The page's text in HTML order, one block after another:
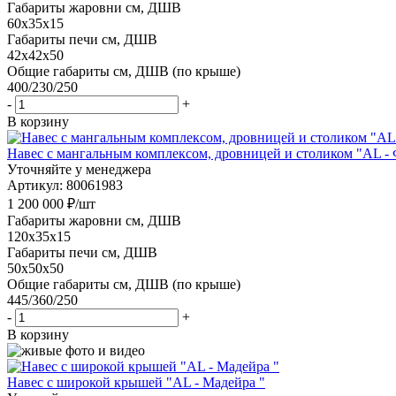
Габариты жаровни см, ДШВ
60x35x15
Габариты печи см, ДШВ
42x42x50
Общие габариты см, ДШВ (по крыше)
400/230/250
-
+
В корзину
Навес с мангальным комплексом, дровницей и столиком "AL
Уточняйте у менеджера
Артикул: 80061983
1 200 000 ₽/шт
Габариты жаровни см, ДШВ
120x35x15
Габариты печи см, ДШВ
50x50x50
Общие габариты см, ДШВ (по крыше)
445/360/250
-
+
В корзину
Навес с широкой крышей "AL - Мадейра "